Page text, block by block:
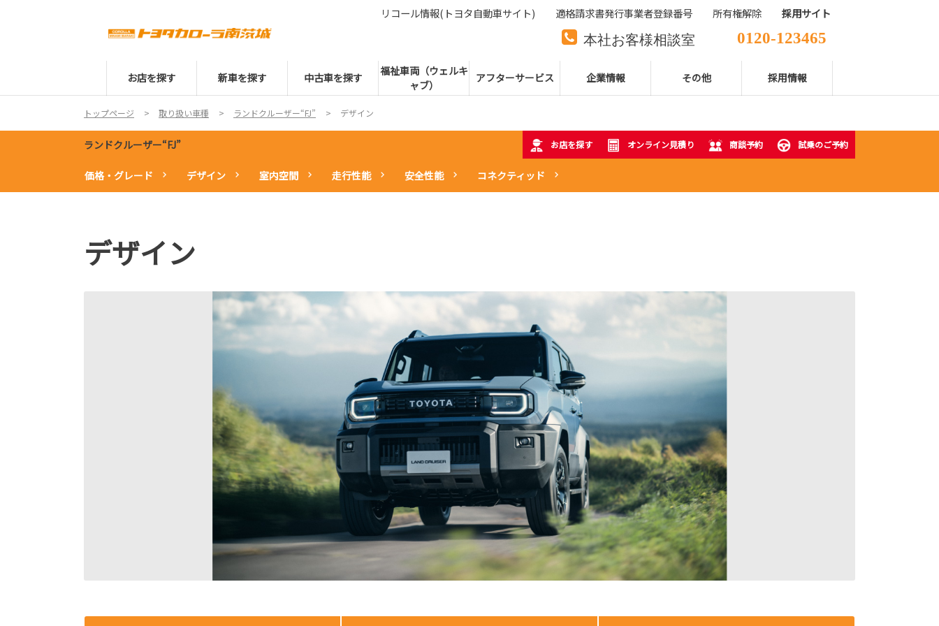
本社お客様相談室 0120-123465
本社代表電話番号 029-850-2111
お店を探す 新車を探す 中古車を探す
福祉車両（ウェルキ
ャブ）
アフターサービス 企業情報 その他 採用情報
リコール情報(トヨタ自動車サイト) 適格請求書発行事業者登録番号 所有権解除 採用サイト
トップページ 取り扱い車種 ランドクルーザー“FJ” デザイン
ランドクルーザー“FJ” お店を探す オンライン見積り 商談予約 試乗のご予約
価格・グレード デザイン 室内空間 走行性能 安全性能 コネクティッド
デザイン